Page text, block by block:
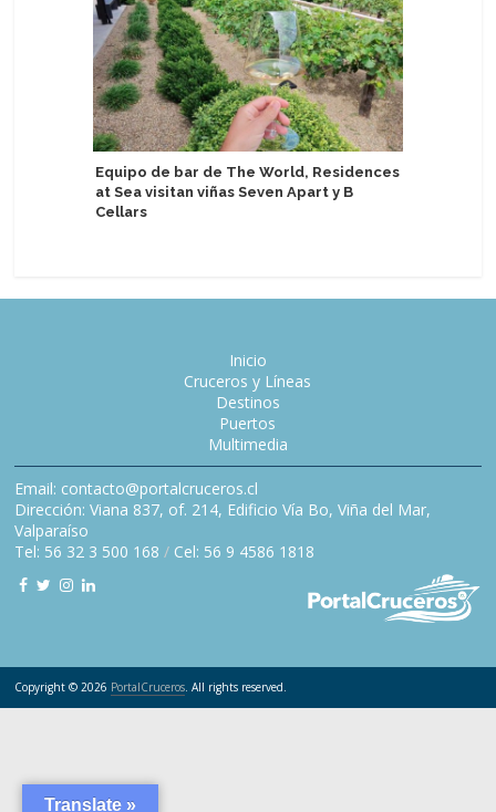
Equipo de bar de The World, Residences
at Sea visitan viñas Seven Apart y B
Cellars
Inicio
Cruceros y Líneas
Destinos
Puertos
Multimedia
Email: contacto@portalcruceros.cl
Dirección: Viana 837, of. 214, Edificio Vía Bo, Viña del Mar,
Valparaíso
Tel: 56 32 3 500 168 / Cel: 56 9 4586 1818
Copyright © 2026 PortalCruceros. All rights reserved.
Translate »